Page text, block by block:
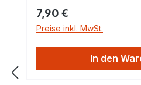
Kratzer. Zum Reinigen,
Pflegen und Schützen.
Möbelauffrischer mit
alle hellen und
alte und antike. Ideal
Regulärer Preis:
7,90 €
Preise inkl. MwSt.
In den